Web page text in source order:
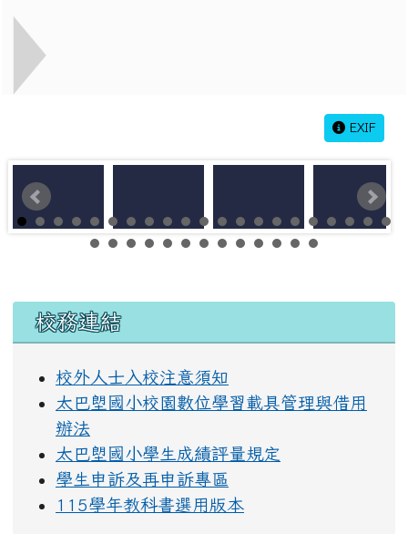
EXIF
左邊區域內容
校務連結
校外人士入校注意須知
太巴塱國小校園數位學習載具管理與借用
辦法
太巴塱國小學生成績評量規定
學生申訴及再申訴專區
115學年教科書選用版本